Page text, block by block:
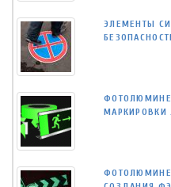
ЭЛЕМЕНТЫ
БЕЗОПАСНОСТИ
МАРКИРОВКИ